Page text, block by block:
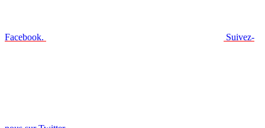
Facebook. Suivez-